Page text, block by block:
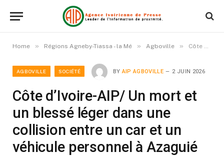
Home » Régions Agneby-Tiassa - la Mé » Agboville » Côte d’Ivoire-AIP/ Un mort et un blessé léger dans une collision entre un car et un véhicule personnel à Azaguié
AGBOVILLE SOCIÉTÉ BY AIP AGBOVILLE 2 JUIN 2026
Côte d’Ivoire-AIP/ Un mort et
un blessé léger dans une
collision entre un car et un
véhicule personnel à Azaguié